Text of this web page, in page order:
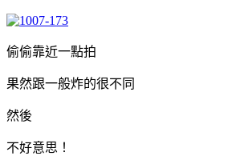
偷偷靠近一點拍
果然跟一般炸的很不同
然後
不好意思！